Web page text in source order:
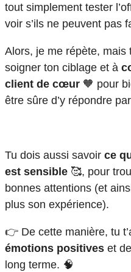
tout simplement tester
voir s’ils ne peuvent pas
Alors, je me répète, mais
soigner ton ciblage et à
client de cœur 🧡 pour
être sûre d’y répondre
Tu dois aussi savoir ce
est sensible 🥰, pour
bonnes attentions (et
plus son expérience).
👉 De cette manière, tu
émotions positives et
long terme. 🧠